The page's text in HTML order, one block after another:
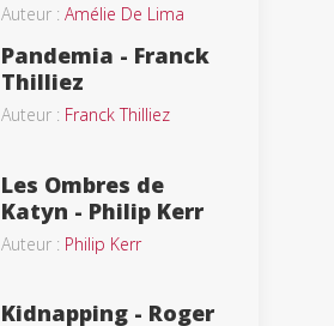
Auteur : Amélie De Lima
Pandemia - Franck
Thilliez
Auteur : Franck Thilliez
Les Ombres de
Katyn - Philip Kerr
Auteur : Philip Kerr
Kidnapping - Roger